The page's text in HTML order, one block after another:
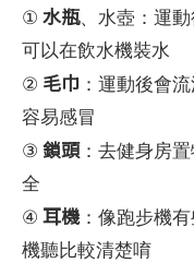
① 水瓶、水壺：運
可以在飲水機裝水
② 毛巾 ：運動後會
容易感冒
③ 鎖頭：去健身房
全
④ 耳機：像跑步機
機聽比較清楚唷